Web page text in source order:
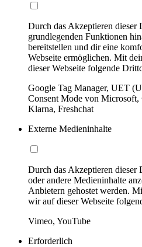
Durch das Akzeptieren
grundlegenden Funktionen
bereitstellen und dir eine
Webseite ermöglichen. Mit
dieser Webseite folgende
Google Tag Manager, UET
Consent Mode von Microsoft,
Klarna, Freshchat
Externe Medieninhalte
Durch das Akzeptieren
oder andere Medieninhalte
Anbietern gehostet werden.
wir auf dieser Webseite
Vimeo, YouTube
Erforderlich